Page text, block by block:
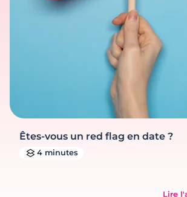
Êtes-vous un red flag en date ?
4 minutes
Lire